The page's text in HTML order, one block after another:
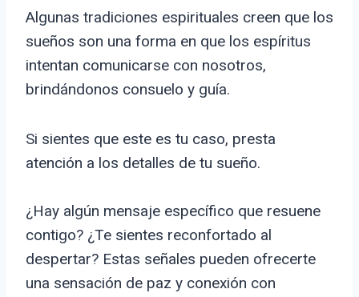
Algunas tradiciones espirituales creen que los
sueños son una forma en que los espíritus
intentan comunicarse con nosotros,
brindándonos consuelo y guía.
Si sientes que este es tu caso, presta
atención a los detalles de tu sueño.
¿Hay algún mensaje específico que resuene
contigo? ¿Te sientes reconfortado al
despertar? Estas señales pueden ofrecerte
una sensación de paz y conexión con